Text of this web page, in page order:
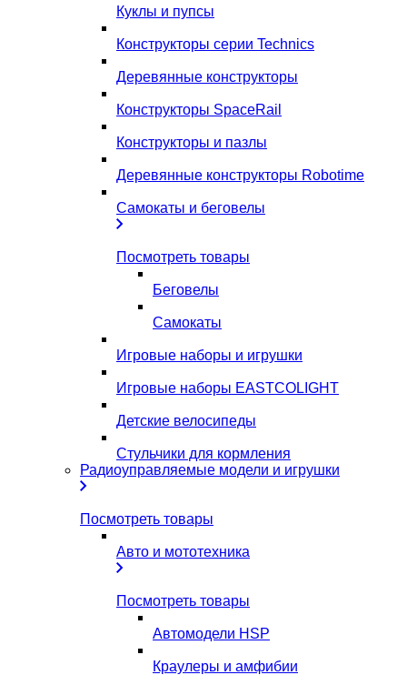
Куклы и пупсы
Конструкторы серии Technics
Деревянные конструкторы
Конструкторы SpaceRail
Конструкторы и пазлы
Деревянные конструкторы Robotime
Самокаты и беговелы
Посмотреть товары
Беговелы
Самокаты
Игровые наборы и игрушки
Игровые наборы EASTCOLIGHT
Детские велосипеды
Стульчики для кормления
Радиоуправляемые модели и игрушки
Посмотреть товары
Авто и мототехника
Посмотреть товары
Автомодели HSP
Краулеры и амфибии